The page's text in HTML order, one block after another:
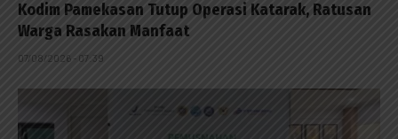
Kodim Pamekasan Tutup Operasi Katarak, Ratusan
Warga Rasakan Manfaat
07/08/2026 - 07:39